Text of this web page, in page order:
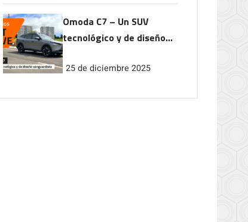
Omoda C7 – Un SUV
tecnológico y de diseño
25 de diciembre 2025